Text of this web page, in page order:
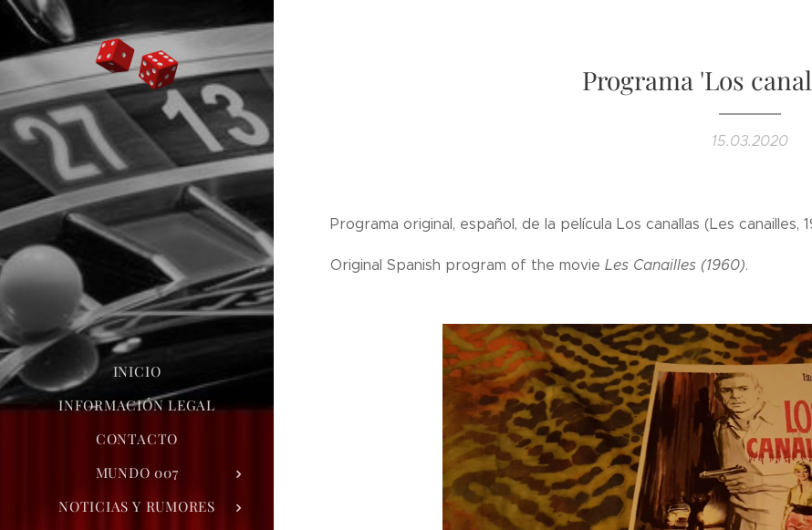
INICIO
INFORMACIÓN LEGAL
CONTACTO
MUNDO 007
NOTICIAS Y RUMORES
Programa 'Los
15.03.2020
Programa original, español, de la película Los canallas (Les canailles,
Original Spanish program of the movie Les Canailles (1960).